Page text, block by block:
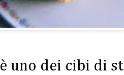
è uno dei cibi di